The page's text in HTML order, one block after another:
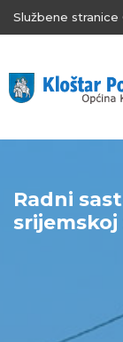
Službene stranice
Radni
srijemskoj